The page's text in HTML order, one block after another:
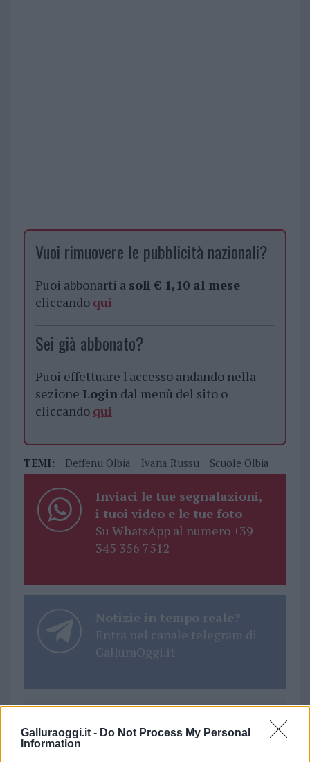
Galluraoggi.it - Do Not Process My Personal
Information
Vuoi rimuovere le pubblicità nazionali?
Puoi abbonarti a soli € 1,10 al mese
cliccando qui
Sei già abbonato?
Puoi effettuare l'accesso andando nella
sezione Logindal menù del sito o
cliccando qui
TEMI: Deffenu Olbia Ivana Russu Scuole Olbia
Inviaci le tue segnalazioni,
i tuoi video e le tue foto
Su WhatsApp al numero +39
345 356 7512
Notizie in tempo reale?
Entra nel canale telegram di
GalluraOggi.it
Ricevi le nostre ultime news